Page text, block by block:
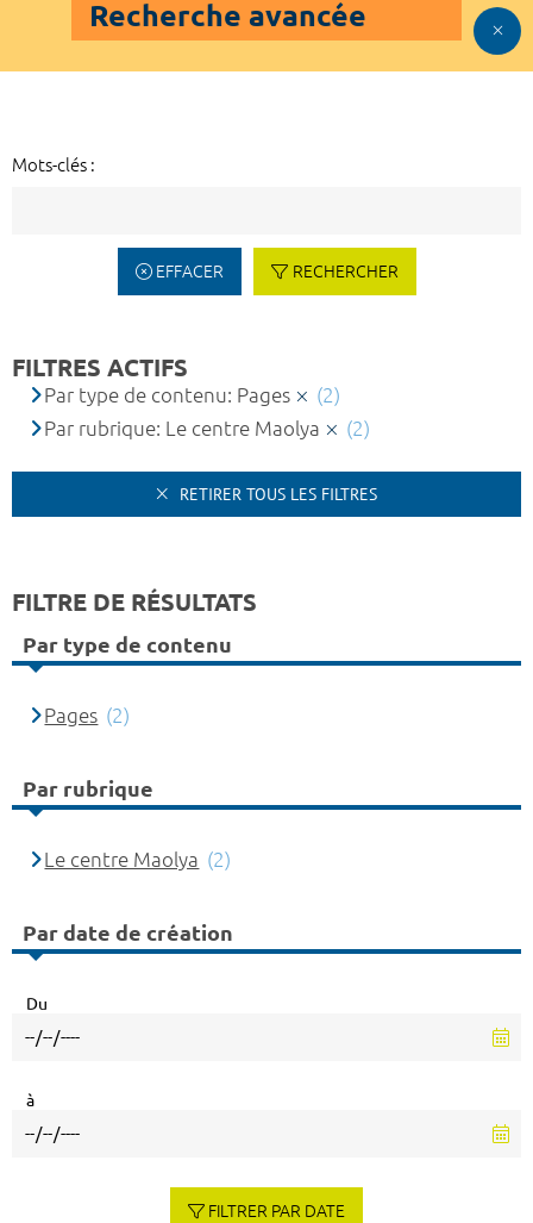
Recherche avancée
Mots-clés :
EFFACER RECHERCHER
FILTRES ACTIFS
Par type de contenu: Pages
(2)
Par rubrique: Le centre Maolya
(2)
RETIRER TOUS LES FILTRES
FILTRE DE RÉSULTATS
Par type de contenu
Pages (2)
Par rubrique
Le centre Maolya (2)
Par date de création
Du
à
FILTRER PAR DATE